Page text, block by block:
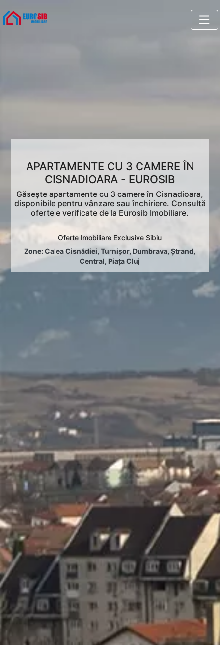
APARTAMENTE CU 3 CAMERE ÎN
CISNADIOARA - EUROSIB
Găsește apartamente cu 3 camere în Cisnadioara,
disponibile pentru vânzare sau închiriere. Consultă
ofertele verificate de la Eurosib Imobiliare.
Oferte Imobiliare Exclusive Sibiu
Zone:Calea Cisnădiei,Turnișor,Dumbrava,Ștrand,
Central, Piața Cluj